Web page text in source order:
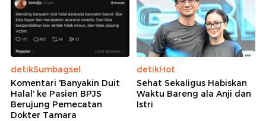
detikSumbagsel
Komentari 'Banyakin Duit
Halal' ke Pasien BPJS
Berujung Pemecatan
Dokter Tamara
detikHot
Sehat Sekaligus Habiskan
Waktu Bareng ala Anji dan
Istri